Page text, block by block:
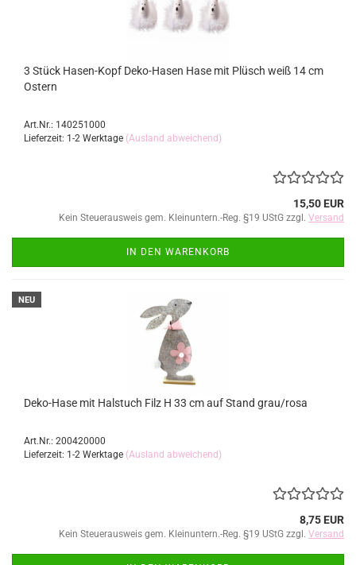
3 Stück Hasen-Kopf Deko-Hasen Hase mit Plüsch weiß 14 cm
Ostern
Art.Nr.: 140251000
Lieferzeit: 1-2 Werktage (Ausland abweichend)
15,50 EUR
Kein Steuerausweis gem. Kleinuntern.-Reg. §19 UStG zzgl. Versand
IN DEN WARENKORB
NEU
Deko-Hase mit Halstuch Filz H 33 cm auf Stand grau/rosa
Art.Nr.: 200420000
Lieferzeit: 1-2 Werktage (Ausland abweichend)
8,75 EUR
Kein Steuerausweis gem. Kleinuntern.-Reg. §19 UStG zzgl. Versand